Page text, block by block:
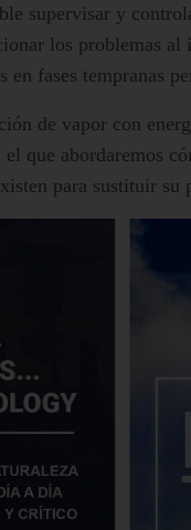
supervisar y
los problemas
en fases tempranas
de vapor con
que abordaremos
para sustituir su